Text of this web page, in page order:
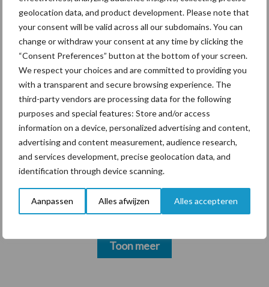
geolocation data, and product development. Please note that
your consent will be valid across all our subdomains. You can
change or withdraw your consent at any time by clicking the
“Consent Preferences” button at the bottom of your screen.
We respect your choices and are committed to providing you
with a transparent and secure browsing experience. The
third-party vendors are processing data for the following
purposes and special features: Store and/or access
information on a device, personalized advertising and content,
advertising and content measurement, audience research,
and services development, precise geolocation data, and
identification through device scanning.
Aanpassen Alles afwijzen Alles accepteren
Themapagina's
Diergezondheid Bemesting Fokkerij
Compost Dierlijke mest
Toon meer